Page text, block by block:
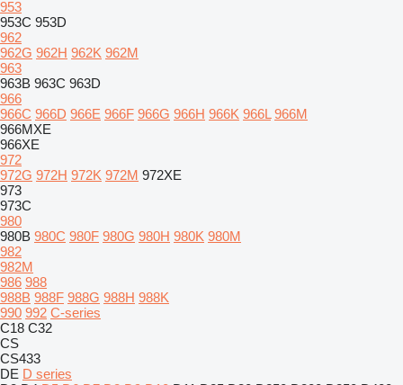
953
953C 953D
962
962G 962H 962K 962M
963
963B 963C 963D
966
966C 966D 966E 966F 966G 966H 966K 966L 966M
966MXE
966XE
972
972G 972H 972K 972M 972XE
973
973C
980
980B 980C 980F 980G 980H 980K 980M
982
982M
986 988
988B 988F 988G 988H 988K
990 992 C-series
C18 C32
CS
CS433
DE D series